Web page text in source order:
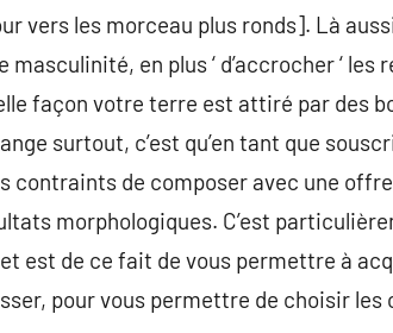
vers les morceau plus ronds]. Là
en plus ‘ d’accrocher ‘ les
façon votre terre est attiré par des
surtout, c’est qu’en tant que
contraints de composer avec une
morphologiques. C’est
est de ce fait de vous permettre à
pour vous permettre de choisir les